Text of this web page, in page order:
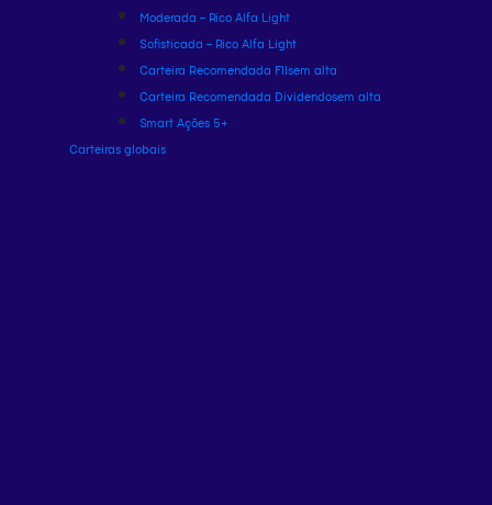
Moderada – Rico Alfa Light
Sofisticada – Rico Alfa Light
Carteira Recomendada FIIsem alta
Carteira Recomendada Dividendosem alta
Smart Ações 5+
Carteiras globais